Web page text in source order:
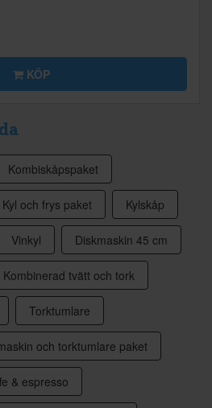
KÖP
Kombiskåpspaket
Kyl och frys paket Kylskåp
Vinkyl Diskmaskin 45 cm
Kombinerad tvätt och tork
Torktumlare
och torktumlare paket
& espresso